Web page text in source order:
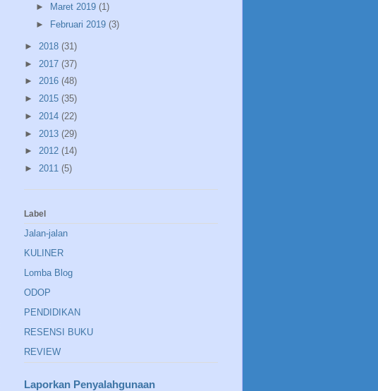
►
Maret 2019 (1)
► Februari 2019 (3)
► 2018 (31)
► 2017 (37)
► 2016 (48)
► 2015 (35)
► 2014 (22)
► 2013 (29)
► 2012 (14)
► 2011 (5)
Label
Jalan-jalan
KULINER
Lomba Blog
ODOP
PENDIDIKAN
RESENSI BUKU
REVIEW
Laporkan Penyalahgunaan